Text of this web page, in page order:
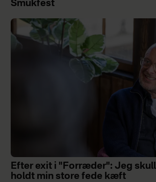
Smukfest
Efter exit i "Forræder": Jeg
holdt min store fede kæft